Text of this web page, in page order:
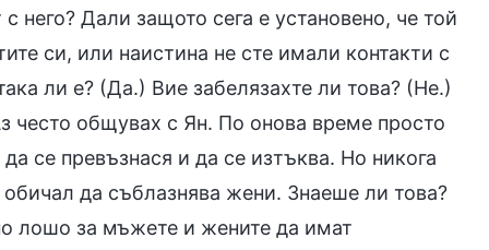
него? Дали защото сега е установено, че той
си, или наистина не сте имали контакти с
ли е? (Да.) Вие забелязахте ли това? (Не.)
често общувах с Ян. По онова време просто
се превъзнася и да се изтъква. Но никога
да съблазнява жени. Знаеше ли това?
лошо за мъжете и жените да имат